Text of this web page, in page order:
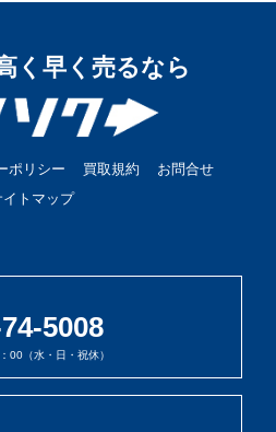
く早く売るなら
ポリシー 買取規約
お問合せ
イトマップ
5008
（水・日・祝休）